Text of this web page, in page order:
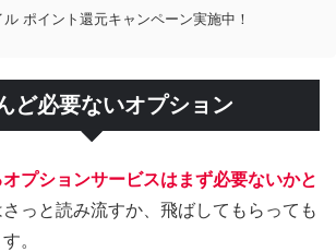
ポイント還元キャンペーン実施中！
ど必要ないオプション
プションサービスはまず必要ないかと
っと読み流すか、飛ばしてもらっても
。